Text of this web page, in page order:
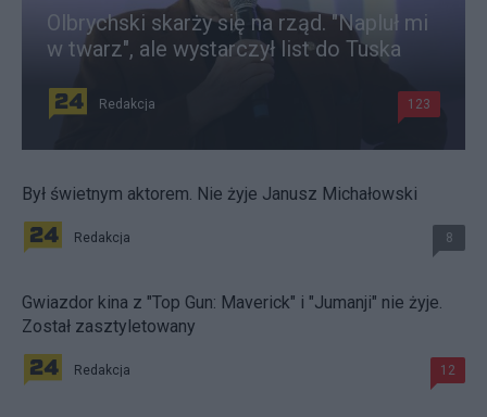
Olbrychski skarży się na rząd. "Napluł mi
w twarz", ale wystarczył list do Tuska
Redakcja 123
Był świetnym aktorem. Nie żyje Janusz Michałowski
Redakcja 8
Gwiazdor kina z "Top Gun: Maverick" i "Jumanji" nie żyje.
Został zasztyletowany
Redakcja 12